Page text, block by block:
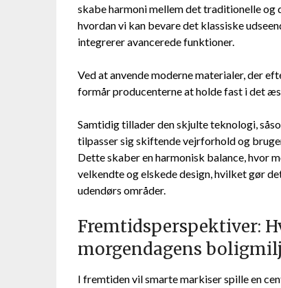
skabe harmoni mellem det traditionelle og
hvordan vi kan bevare det klassiske
integrerer avancerede funktioner.
Ved at anvende moderne materialer, der
formår producenterne at holde fast i det
Samtidig tillader den skjulte teknologi,
tilpasser sig skiftende vejrforhold og
Dette skaber en harmonisk balance,
velkendte og elskede design, hvilket gør
udendørs områder.
Fremtidsperspektiver:
morgendagens
I fremtiden vil smarte markiser spille en